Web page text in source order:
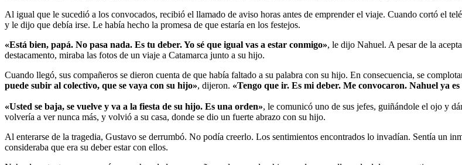
Al igual que le sucedió a los convocados, recibió el llamado de aviso horas antes de emprender el viaje. Cuando cortó el
y le dijo que debía irse. Le había hecho la promesa de que estaría en los festejos.
«Está bien, papá. No pasa nada. Es tu deber. Yo sé que igual vas a estar conmigo», le dijo Nahuel. A pesar de la
destacamento, miraba las fotos de un viaje a Catamarca junto a su hijo.
Cuando llegó, sus compañeros se dieron cuenta de que había faltado a su palabra con su hijo. En consecuencia, se
puede subir al colectivo, que se vaya con su hijo», dijeron. «Tengo que ir. Es mi deber. Me convocaron. Nahuel ya
«Usted se baja, se vuelve y va a la fiesta de su hijo. Es una orden», le comunicó uno de sus jefes, guiñándole el ojo y
volvería a ver nunca más, y volvió a su casa, donde se dio un fuerte abrazo con su hijo.
Al enterarse de la tragedia, Gustavo se derrumbó. No podía creerlo. Los sentimientos encontrados lo invadían. Sentía un
consideraba que era su deber estar con ellos.